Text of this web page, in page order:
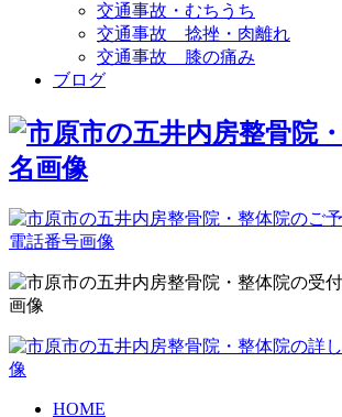
交通事故・むちうち
交通事故 捻挫・肉離れ
交通事故 膝の痛み
ブログ
HOME